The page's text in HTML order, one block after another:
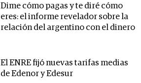
Dime cómo pagas y te diré cómo
eres: el informe revelador sobre la
relación del argentino con el dinero
El ENRE fijó nuevas tarifas medias
de Edenor y Edesur